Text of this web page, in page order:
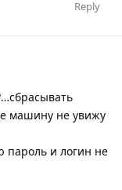
Reply
машину не увижу
пароль и логин не